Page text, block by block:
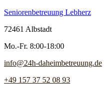
Seniorenbetreuung Lebherz
72461 Albstadt
Mo.-Fr. 8:00-18:00
info@24h-daheimbetreuung.de
+49 157 37 52 08 93